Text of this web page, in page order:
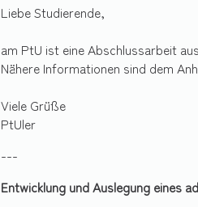
Liebe Studierende,
am PtU ist eine Abschlussarbeit
Nähere Informationen sind dem
Viele Grüße
PtUler
---
Entwicklung und Auslegung eines